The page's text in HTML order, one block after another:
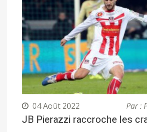
04 Août 2022 Par :
JB Pierazzi raccroche les